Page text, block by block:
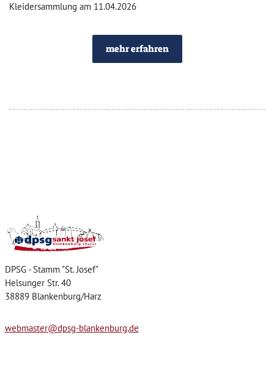
Kleidersammlung am 11.04.2026
mehr erfahren
DPSG - Stamm "St. Josef"
Helsunger Str. 40
38889 Blankenburg/Harz
webmaster@dpsg-blankenburg,de